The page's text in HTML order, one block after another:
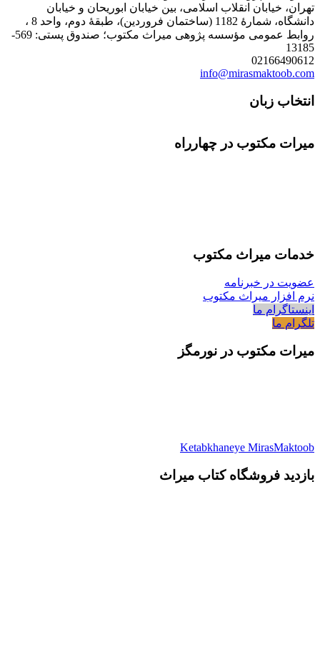
تهران، خیابان انقلاب اسلامی، بین خیابان ابوریحان و خیابان
دانشگاه، شمارۀ 1182 (ساختمان فروردین)، طبقۀ دوم، واحد 8 ،
روابط عمومی مؤسسه پژوهی میراث مکتوب؛ صندوق پستی: 569-
13185
02166490612
info@mirasmaktoob.com
انتخاب زبان
میرات مکتوب در چهارراه
خدمات میراث مکتوب
عضویت در خبرنامه
نرم افزار میراث مکتوب
اینستاگرام ما
تلگرام ما
میرات مکتوب در نورمگز
Ketabkhaneye MirasMaktoob
بازدید فروشگاه کتاب میراث